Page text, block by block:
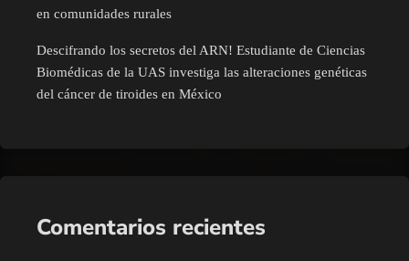
en comunidades rurales
Descifrando los secretos del ARN! Estudiante de Ciencias
Biomédicas de la UAS investiga las alteraciones genéticas
del cáncer de tiroides en México
Comentarios recientes